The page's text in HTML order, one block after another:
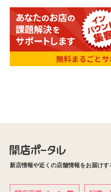
新店情報や近くの店舗情報をお届けす